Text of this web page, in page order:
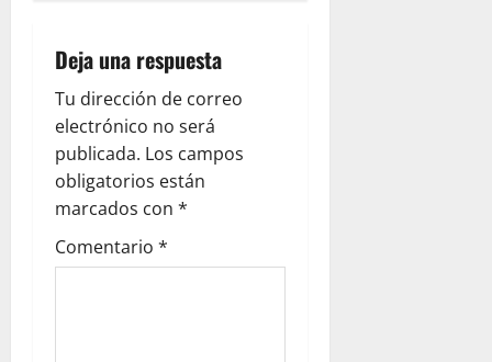
t
i
o
n
Deja una respuesta
Tu dirección de correo
electrónico no será
publicada. Los campos
obligatorios están
marcados con *
Comentario *